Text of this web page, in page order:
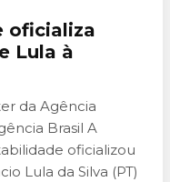
oficializa
Lula à
da Agência
Brasil A
oficializou
Lula da Silva (PT)